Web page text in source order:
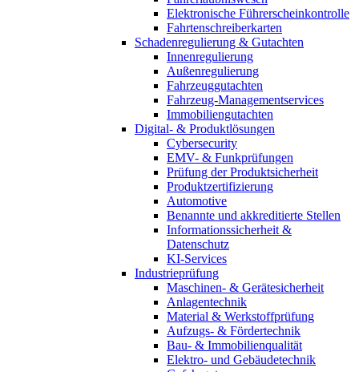
Elektronische Führerscheinkontrolle
Fahrtenschreiberkarten
Schadenregulierung & Gutachten
Innenregulierung
Außenregulierung
Fahrzeuggutachten
Fahrzeug-Managementservices
Immobiliengutachten
Digital- & Produktlösungen
Cybersecurity
EMV- & Funkprüfungen
Prüfung der Produktsicherheit
Produktzertifizierung
Automotive
Benannte und akkreditierte Stellen
Informationssicherheit &
Datenschutz
KI-Services
Industrieprüfung
Maschinen- & Gerätesicherheit
Anlagentechnik
Material & Werkstoffprüfung
Aufzugs- & Fördertechnik
Bau- & Immobilienqualität
Elektro- und Gebäudetechnik